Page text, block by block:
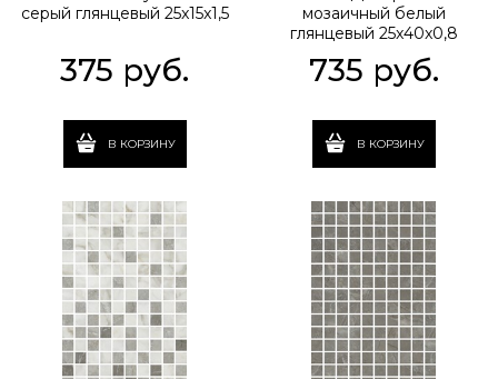
серый глянцевый 25x15x1,5
375 руб.
В КОРЗИНУ
мозаичный белый
глянцевый 25x40x0,8
735 руб.
В КОРЗИНУ